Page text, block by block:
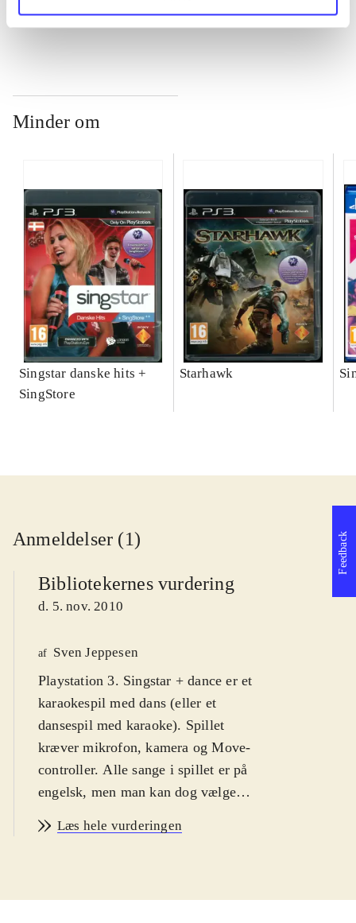
Minder om
Singstar danske hits +
SingStore
Starhawk
Anmeldelser (1)
Bibliotekernes vurdering
d. 5. nov. 2010
af Sven Jeppesen
Playstation 3. Singstar + dance er et
karaokespil med dans (eller et
dansespil med karaoke). Spillet
kræver mikrofon, kamera og Move-
controller. Alle sange i spillet er på
engelsk, men man kan dog vælge
er 12 pga. grimt sprog i
rimeligt engelsk for at kunne score i
Læs hele vurderingen
Feedback